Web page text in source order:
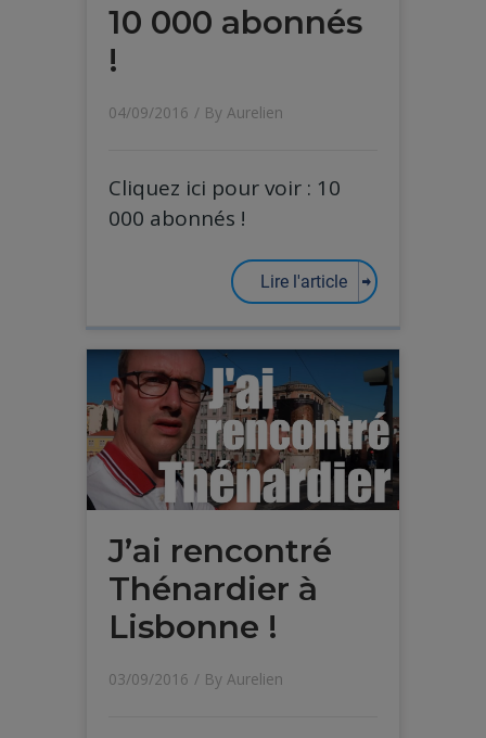
10 000 abonnés
!
04/09/2016 / By Aurelien
Cliquez ici pour voir : 10
000 abonnés !
Lire l'article
J’ai rencontré
Thénardier à
Lisbonne !
03/09/2016 / By Aurelien